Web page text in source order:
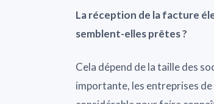
La réception de la facture
semblent-elles prêtes ?
Cela dépend de la taille des
importante, les entreprises